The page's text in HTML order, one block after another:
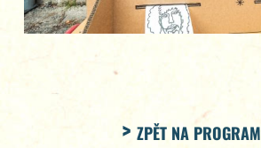
ZPĚT NA PROGRAM